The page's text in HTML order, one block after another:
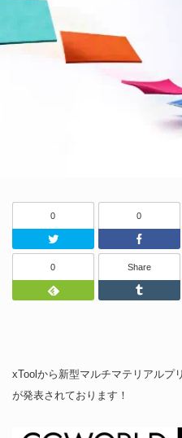
0
Twitter
0
0
Feedly
Share
xToolから新型マルチマテリアルプ
が発表されております！